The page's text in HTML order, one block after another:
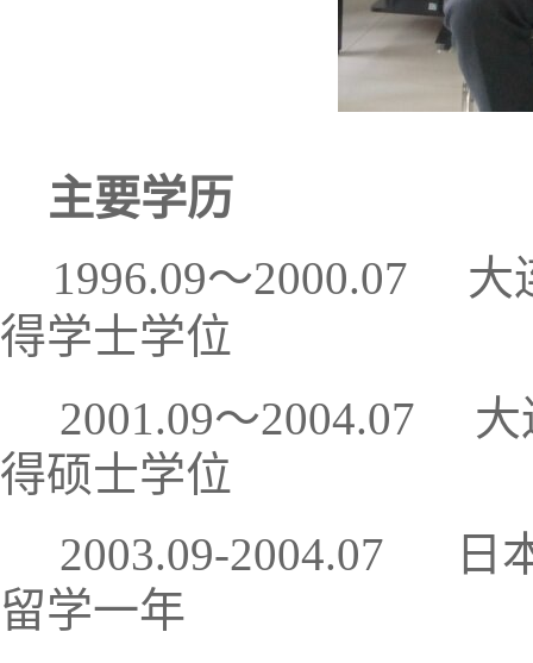
主要学历
1996.09～2000.07 大
得学士学位
2001.09～2004.07 大
得硕士学位
2003.09-2004.07 日
留学一年